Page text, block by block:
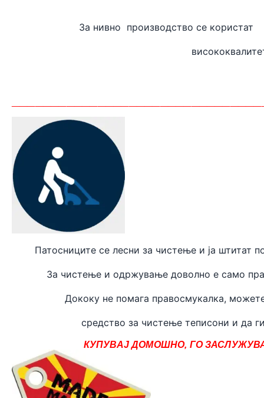
За нивно
Патосниците се лесни за чистење и ја штитат
За чистење и одржување доволно е само
Дококу не помага правосмукалка,
средство за чистење теписони и да
КУПУВАЈ ДОМОШНО, ГО